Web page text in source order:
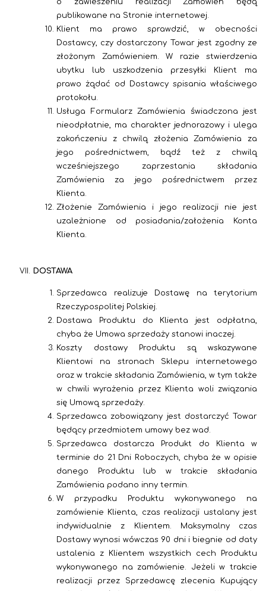
o zawieszeniu realizacji Zamówień będą
publikowane na Stronie internetowej.
Klient ma prawo sprawdzić, w obecności
Dostawcy, czy dostarczony Towar jest zgodny ze
złożonym Zamówieniem. W razie stwierdzenia
ubytku lub uszkodzenia przesyłki Klient ma
prawo żądać od Dostawcy spisania właściwego
protokołu.
Usługa Formularz Zamówienia świadczona jest
nieodpłatnie, ma charakter jednorazowy i ulega
zakończeniu z chwilą złożenia Zamówienia za
jego pośrednictwem, bądź też z chwilą
wcześniejszego zaprzestania składania
Zamówienia za jego pośrednictwem przez
Klienta.
Złożenie Zamówienia i jego realizacji nie jest
uzależnione od posiadania/założenia Konta
Klienta.
DOSTAWA
Sprzedawca realizuje Dostawę na terytorium
Rzeczypospolitej Polskiej.
Dostawa Produktu do Klienta jest odpłatna,
chyba że Umowa sprzedaży stanowi inaczej.
Koszty dostawy Produktu są wskazywane
Klientowi na stronach Sklepu internetowego
oraz w trakcie składania Zamówienia, w tym także
w chwili wyrażenia przez Klienta woli związania
się Umową sprzedaży.
Sprzedawca zobowiązany jest dostarczyć Towar
będący przedmiotem umowy bez wad.
Sprzedawca dostarcza Produkt do Klienta w
terminie do 21 Dni Roboczych, chyba że w opisie
danego Produktu lub w trakcie składania
Zamówienia podano inny termin.
W przypadku Produktu wykonywanego na
zamówienie Klienta, czas realizacji ustalany jest
indywidualnie z Klientem. Maksymalny czas
Dostawy wynosi wówczas 90 dni i biegnie od daty
ustalenia z Klientem wszystkich cech Produktu
wykonywanego na zamówienie. Jeżeli w trakcie
realizacji przez Sprzedawcę zlecenia Kupujący